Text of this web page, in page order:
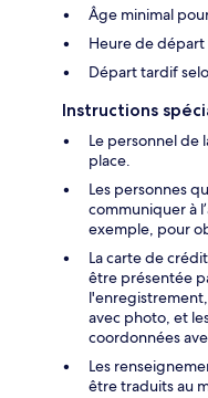
Âge minimal
Heure de départ
Départ tardif
Instructions
Le personnel de
place.
Les personnes
communiquer à
exemple, pour
La carte de
être présentée
avec photo, et
coordonnées
Les
être traduits au